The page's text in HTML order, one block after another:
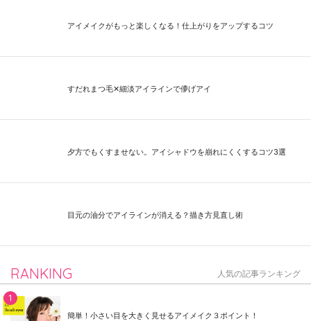
アイメイクがもっと楽しくなる！仕上がりをアップするコツ
すだれまつ毛✕細淡アイラインで儚げアイ
夕方でもくすませない。アイシャドウを崩れにくくするコツ3選
目元の油分でアイラインが消える？描き方見直し術
RANKING 人気の記事ランキング
簡単！小さい目を大きく見せるアイメイク３ポイント！